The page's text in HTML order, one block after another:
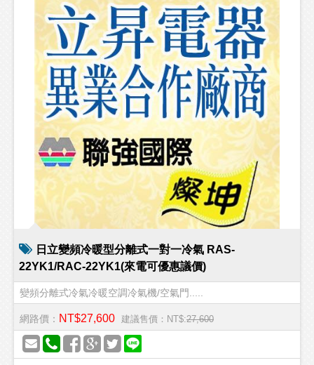
日立變頻冷暖型分離式一對一冷氣 RAS-
22YK1/RAC-22YK1(來電可優惠議價)
變頻分離式冷氣冷暖空調冷氣機/空氣門.....
網路價： NT$27,600 建議售價：NT$:27,600